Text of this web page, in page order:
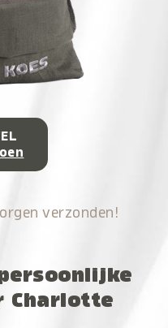
verzonden!
Charlotte